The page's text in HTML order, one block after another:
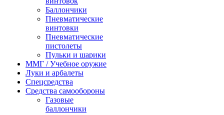
Баллончики
Пневматические
винтовки
Пневматические
пистолеты
Пульки и шарики
ММГ / Учебное оружие
Луки и арбалеты
Спецсредства
Средства самообороны
Газовые
баллончики